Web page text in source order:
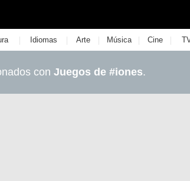
| Idiomas | Arte | Música | Cine |
con Juegos de #iones.